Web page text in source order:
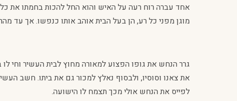
אחד עברה רוח רעה על האיש והוא החל להכות בחמתו את
מוגן מפני כל רע, הן בעל הבית אוהב אותו כנפשו. אך
גרר הנחש את גופו הפצוע למאורה מחוץ לבית העשיר וחי
את צאנו וסוסיו, ולבסוף נאלץ למכור גם את ביתו. חשב
לפייס את הנחש אולי מכך תצמח לו הישועה.